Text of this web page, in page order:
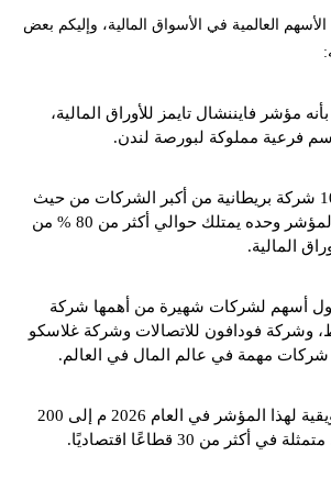
العالمية في الأسواق المالية، وإليكم بعض
مؤشر فايننشال تايمز للأوراق المالية،
فرعية مملوكة لبورصة لندن.
يتألف المؤشر من 100 شركة بريطانية من أكبر الشركات من حيث
قيمتها المالية، فهذا المؤشر وحده يمتلك حوالي أكثر من 80 % من
المالية.
أسهم لشركات شهيرة من أهمها شركة
وشركة فودافون للاتصالات وشركة غلاسكو
شركات مهمة في عالم المال في العالم.
تجاوزت القيمة التسويقية لهذا المؤشر في العام 2026 م إلى 200
أكثر من 30 قطاعًا اقتصاديًا.